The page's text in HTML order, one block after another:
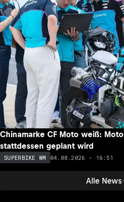
Alle News
Chinamarke CF Moto weiß:
stattdessen geplant wird
SUPERBIKE WM 04.08.2026 - 16:51